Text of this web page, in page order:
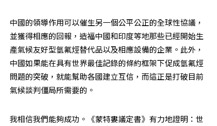
中國的領導作用可以催生另一個公平公正的全球性協議，
並獲得相應的回報，造福中國和印度等地那些已經開始生
產氣候友好型氫氟烴替代品以及相應設備的企業。此外，
中國如果能在具有世界最佳記錄的條約框架下促成氫氟烴
問題的突破，就能幫助各國建立互信，而這正是打破目前
氣候談判僵局所需要的。
我相信我們能夠成功。《蒙特婁議定書》有力地證明：世